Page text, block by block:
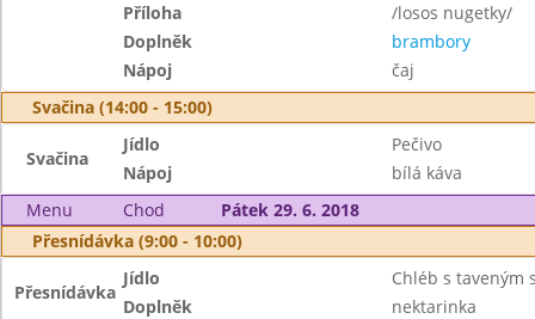
Příloha
/losos nugetky/
Doplněk
brambory
Nápoj
čaj
Svačina (14:00 - 15:00)
Svačina
Jídlo
Pečivo
Nápoj
bílá káva
Menu
Chod
Pátek 29. 6. 2018
Přesnídávka (9:00 - 10:00)
Přesnídávka
Jídlo
Chléb s taveným
Doplněk
nektarinka